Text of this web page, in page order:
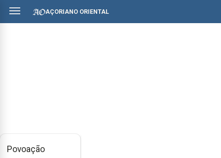
AÇORIANO ORIENTAL
Povoação